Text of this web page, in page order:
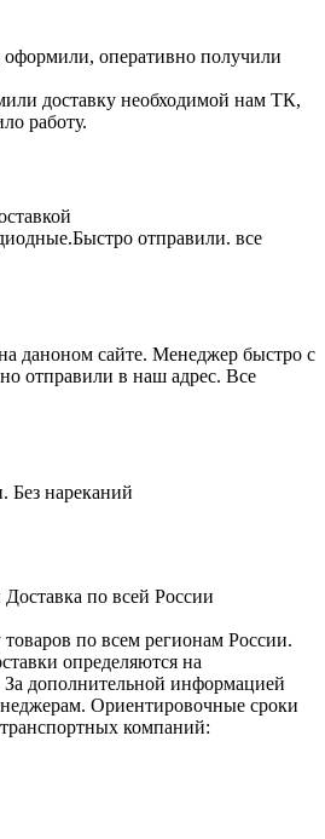
оформили, оперативно получили
доставку необходимой нам ТК,
работу.
отправили. все
даноном сайте. Менеджер быстро с
отправили в наш адрес. Все
Без нареканий
Доставка по всей России
по всем регионам России.
определяются на
дополнительной информацией
Ориентировочные сроки
компаний: